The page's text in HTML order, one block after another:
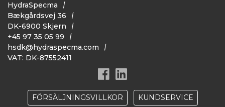
HydraSpecma
Bækgårdsvej 36
DK-6900 Skjern
+45 97 35 05 99
hsdk@hydraspecma.com
VAT: DK-87552411
FÖRSÄLJNINGSVILLKOR KUNDSERVICE